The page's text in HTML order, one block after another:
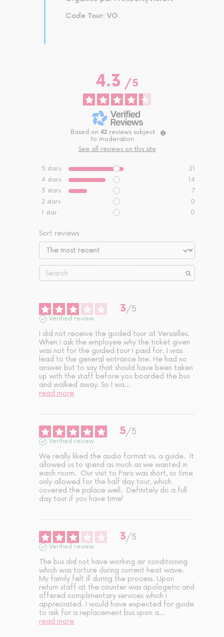
Code Tour: VO
4.3/ 5
Based on 42 reviews subject
to moderation
See all reviews on this site
5 stars
21
4 stars
14
3 stars
7
2 stars
0
1 star 0
Sort reviews
3/5
Verified review
I did not receive the guided tour at Versailles.
When I ask the employee why the ticket given
was not for the guided tour I paid for. I was
lead to the general entrance line. He had no
answer but to say that should have been taken
up with the staff before you boarded the bus
and walked away. So I wa...
read more
5/5
Verified review
We really liked the audio format vs. a guide.  It
allowed us to spend as much as we wanted in
each room.  Our visit to Paris was short, so time
only allowed for the half day tour, which
covered the palace well.  Definitely do a full
day tour if you have time!
3/5
Verified review
The bus did not have working air conditioning
which was torture during current heat wave.
My family felt ill during the process. Upon
return staff at the counter was apologetic and
offered complimentary services which I
appreciated. I would have expected for guide
to ask for a replacement bus upon a...
read more